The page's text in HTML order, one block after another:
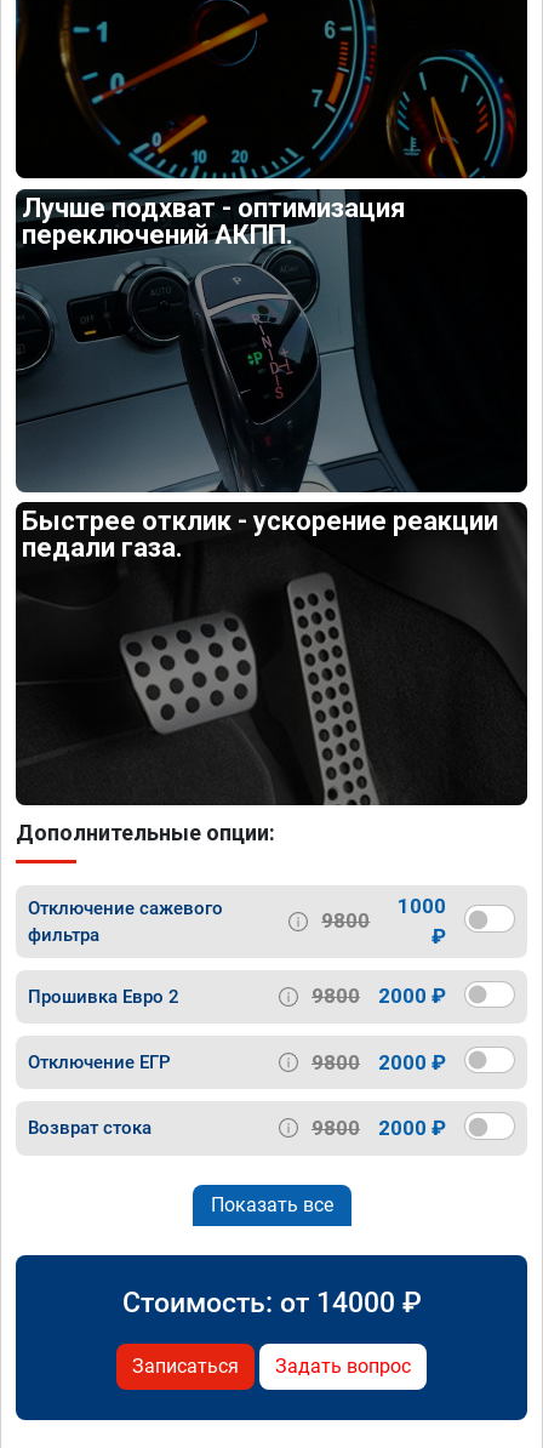
Лучше подхват - оптимизация
переключений АКПП.
Быстрее отклик - ускорение реакции
педали газа.
Дополнительные опции:
Отключение сажевого
фильтра
9800
1000
₽
Прошивка Евро 2 9800 2000 ₽
Отключение ЕГР 9800 2000 ₽
Возврат стока 9800 2000 ₽
Показать все
Стоимость: от 14000 ₽
Записаться Задать вопрос